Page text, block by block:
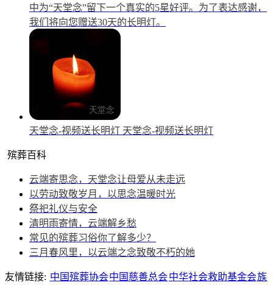
中为“天堂念”留下一个真实的5星好评。为了表达感谢，
我们将向您赠送30天的长明灯。
天堂念-视频送长明灯 天堂念-视频送长明灯
殡葬百科
云端寄思念，天堂念让母爱从未走远
以劳动致敬岁月，以思念温暖时光
祭祀礼仪与安全
清明雨寄情，云端解乡愁
常见的殡葬习俗你了解多少？
三月春风里，以云端之念致敬不朽的她
友情链接: 中国殡葬协会中国慈善总会中华社会救助基金会族